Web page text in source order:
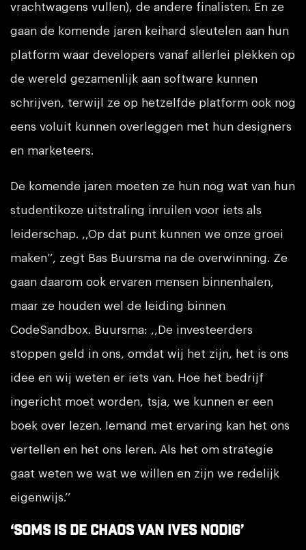
vrachtwagens vullen), de andere finalisten. En ze
gaan de komende jaren keihard sleutelen aan hun
platform waar developers vanaf allerlei plekken op
de wereld gezamenlijk aan software kunnen
schrijven, terwijl ze op hetzelfde platform ook nog
eens voluit kunnen overleggen met hun designers
en marketeers.
De komende jaren moeten ze hun nog wat van hun
studentikoze uitstraling inruilen voor iets als
leiderschap. ,,Op dat punt kunnen we onze groei
maken’’, zegt Bas Buursma na de overwinning. Ze
gaan daarom ook ervaren mensen binnenhalen,
maar ze houden wel de leiding binnen
CodeSandbox. Buursma: ,,De investeerders
stoppen geld in ons, omdat wij het zijn, het is ons
idee en wij weten er iets van. Hoe het bedrijf
ingericht moet worden, tsja, we kunnen er een
boek over lezen. Iemand met ervaring kan het ons
vertellen en het ons leren. Als het om strategie
gaat weten we wat we willen en zijn we redelijk
eigenwijs.’’
‘Soms is de chaos van Ives nodig’